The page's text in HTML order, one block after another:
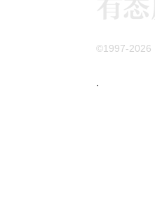
©1997-2026